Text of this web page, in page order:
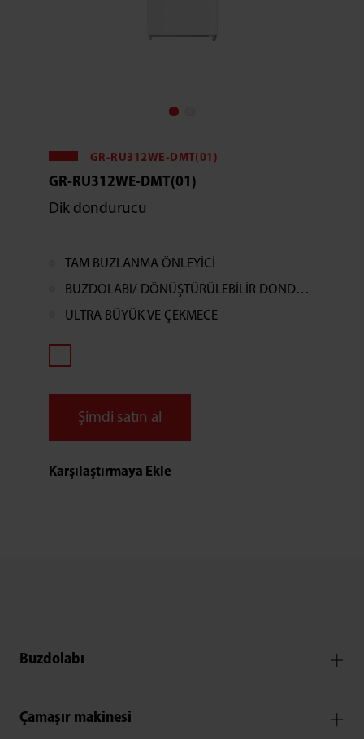
GR-RU312WE-DMT(01)
GR-RU312WE-DMT(01)
Dik dondurucu
TAM BUZLANMA ÖNLEYİCİ
BUZDOLABI/ DÖNÜŞTÜRÜLEBİLİR DONDURUCU
ULTRA BÜYÜK VE ÇEKMECE
Şimdi satın al
Karşılaştırmaya Ekle
Buzdolabı
Çamaşır makinesi